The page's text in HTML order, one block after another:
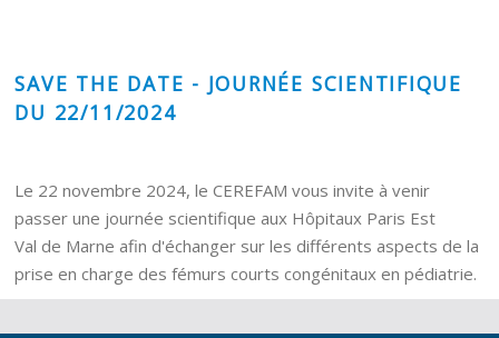
SAVE THE DATE - JOURNÉE SCIENTIFIQUE
DU 22/11/2024
Le 22 novembre 2024, le CEREFAM vous invite à venir
passer une journée scientifique aux Hôpitaux Paris Est
Val de Marne afin d'échanger sur les différents aspects de la
prise en charge des fémurs courts congénitaux en pédiatrie.